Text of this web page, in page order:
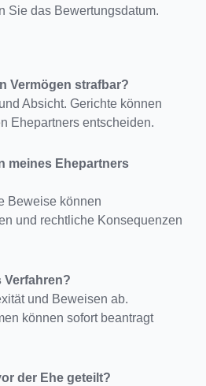
Sie das Bewertungsdatum.
Vermögen strafbar?
Absicht. Gerichte können
Ehepartners entscheiden.
meines Ehepartners
Beweise können
und rechtliche Konsequenzen
Verfahren?
und Beweisen ab.
können sofort beantragt
der Ehe geteilt?